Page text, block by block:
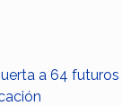
a 64